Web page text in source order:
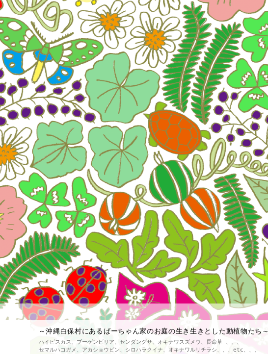
～沖縄白保村にあるばーちゃん家のお庭の生き生きとした動植物たち～
ハイビスカス、ブーゲンビリア、センダングサ、オキナワスズメウ、長命草 、、、
セマルハコガメ、アカショウビン、シロハラクイナ、オキナワルリチラシ、、、etc、、、